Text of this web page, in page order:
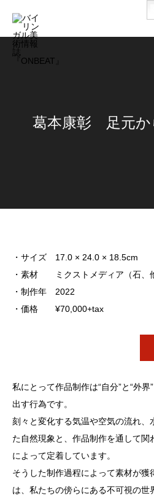
葛本康彰 足元か
・サイズ 17.0 × 24.0 × 18.5cm
・素材 ミクストメディア（石、
・制作年 2022
・価格 ¥70,000+tax
私にとって作品制作は“自分”と“外
出す行為です。
刻々と変化する気温や空気の流れ、
た自然現象と、作品制作を通して関
によって定着しています。
そうした制作過程によって素材が獲
は、私たちの傍らにある不可視の